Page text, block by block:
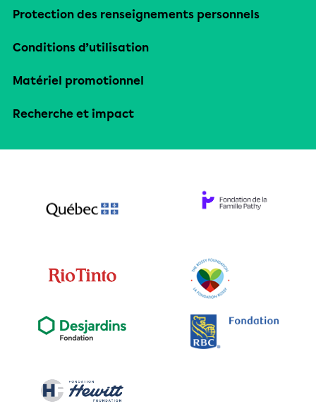
Protection des renseignements personnels
Conditions d’utilisation
Matériel promotionnel
Recherche et impact